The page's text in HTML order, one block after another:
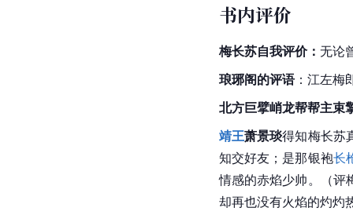
书内评价
梅长苏自我评价： 无论
琅琊阁的评语： 江左梅
北方巨擘峭龙帮帮主束
靖王萧景琰得知梅长苏
知交好友；是那银袍长
情感的赤焰少帅。（评
却再也没有火焰的灼灼